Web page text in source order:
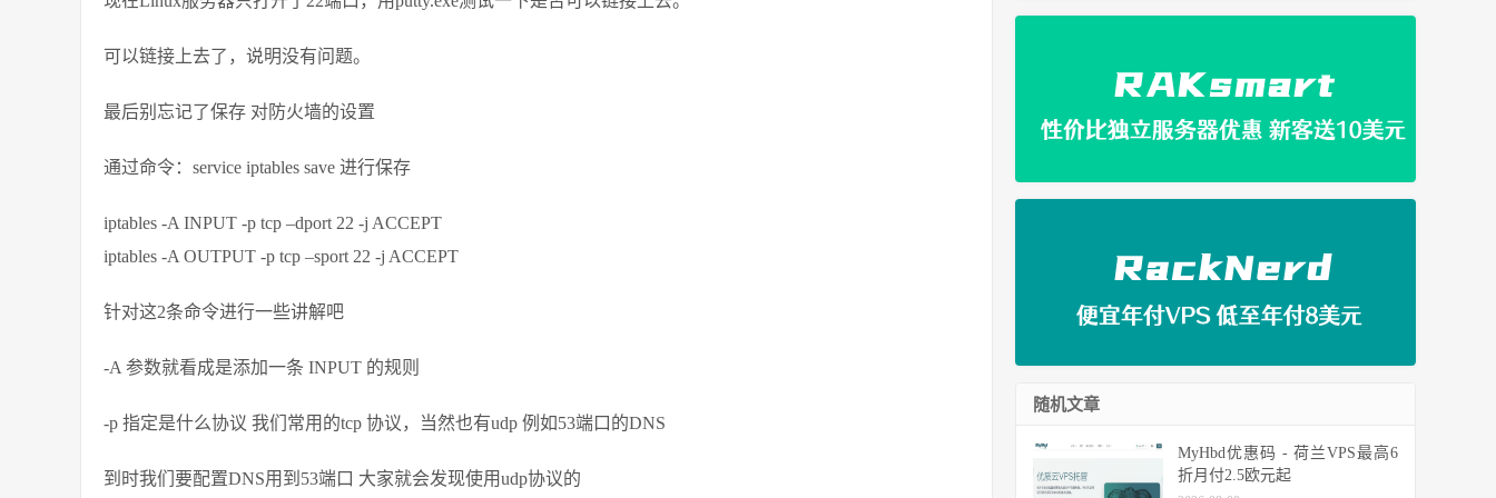
可以链接上去了，说明没有问题。
最后别忘记了保存 对防火墙的设置
通过命令：service iptables save 进行保存
iptables -A INPUT -p tcp –dport 22 -j ACCEPT
iptables -A OUTPUT -p tcp –sport 22 -j ACCEPT
针对这2条命令进行一些讲解吧
-A 参数就看成是添加一条 INPUT 的规则
-p 指定是什么协议 我们常用的tcp 协议，当然也有udp 例如53端口的DNS
到时我们要配置DNS用到53端口 大家就会发现使用udp协议的
随机文章
MyHbd优惠码 - 荷兰VPS最高6
折月付2.5欧元起